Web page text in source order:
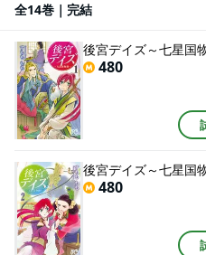
全14巻｜完結
後宮デイズ～七星国
480
後宮デイズ～七星
480